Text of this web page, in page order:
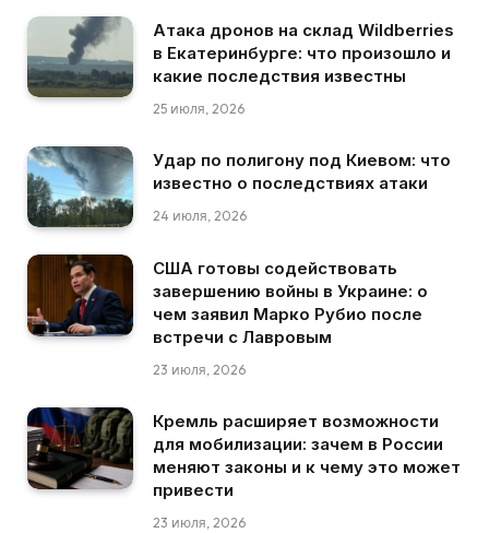
Атака дронов на склад Wildberries
в Екатеринбурге: что произошло и
какие последствия известны
25 июля, 2026
Удар по полигону под Киевом: что
известно о последствиях атаки
24 июля, 2026
США готовы содействовать
завершению войны в Украине: о
чем заявил Марко Рубио после
встречи с Лавровым
23 июля, 2026
Кремль расширяет возможности
для мобилизации: зачем в России
меняют законы и к чему это может
привести
23 июля, 2026